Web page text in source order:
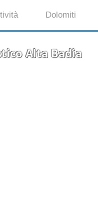
Dolomiti
Alta Badia